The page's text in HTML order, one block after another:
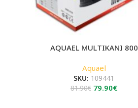
AQUAEL MULTIKANI 800
Aquael
SKU: 109441
81.90€ Original
79.90€Η